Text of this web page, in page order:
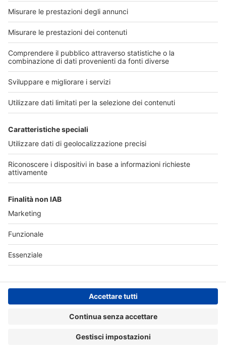
©2026 Edra S.p.a | www.edraspa.it | P.iva 08056040960 | Tel.
02/881841 | Sede legale: Viale Enrico Forlanini 21 - 20134 Milano
Registrazione Tribunale di Milano n° 5578/2022 del 5/05/2022